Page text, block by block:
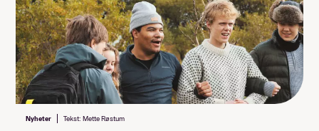
Nyheter Tekst: Mette Røstum